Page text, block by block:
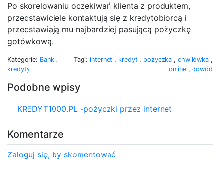
Po skorelowaniu oczekiwań klienta z produktem,
przedstawiciele kontaktują się z kredytobiorcą i
przedstawiają mu najbardziej pasującą pożyczkę
gotówkową.
Kategorie: Banki,
kredyty
Tagi: internet , kredyt , pozyczka , chwilówka ,
online , dowód
Podobne wpisy
KREDYT1000.PL -pożyczki przez internet
Komentarze
Zaloguj się, by skomentować